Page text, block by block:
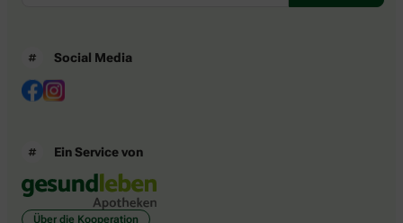
Social Media
Ein Service von
Über die Kooperation